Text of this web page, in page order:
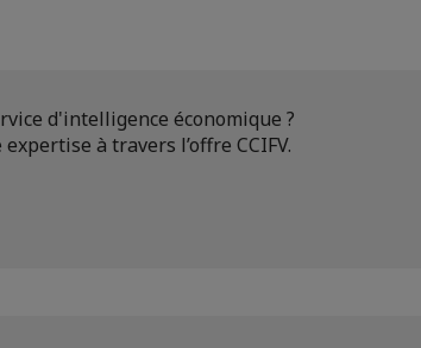
d'intelligence économique ?
à travers l’offre CCIFV.